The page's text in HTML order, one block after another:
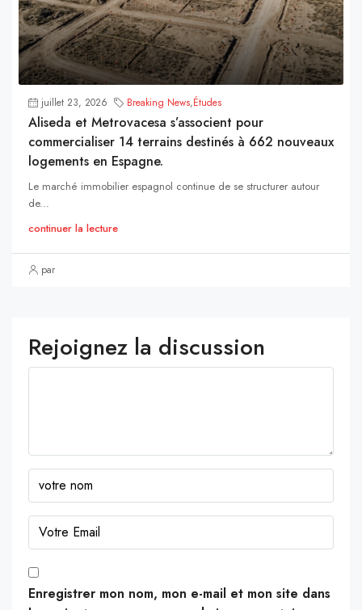
juillet 23, 2026 Breaking News,Études
Aliseda et Metrovacesa s’associent pour
commercialiser 14 terrains destinés à 662 nouveaux
logements en Espagne.
Le marché immobilier espagnol continue de se structurer autour
de...
continuer la lecture
par
Rejoignez la discussion
Enregistrer mon nom, mon e-mail et mon site dans